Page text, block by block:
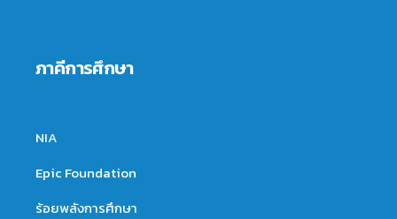
ภาคีการศึกษา
NIA
Epic Foundation
ร้อยพลังการศึกษา